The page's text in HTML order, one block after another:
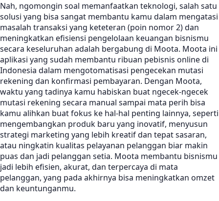
Nah, ngomongin soal memanfaatkan teknologi, salah satu
solusi yang bisa sangat membantu kamu dalam mengatasi
masalah transaksi yang keteteran (poin nomor 2) dan
meningkatkan efisiensi pengelolaan keuangan bisnismu
secara keseluruhan adalah bergabung di Moota. Moota ini
aplikasi yang sudah membantu ribuan pebisnis online di
Indonesia dalam mengotomatisasi pengecekan mutasi
rekening dan konfirmasi pembayaran. Dengan Moota,
waktu yang tadinya kamu habiskan buat ngecek-ngecek
mutasi rekening secara manual sampai mata perih bisa
kamu alihkan buat fokus ke hal-hal penting lainnya, seperti
mengembangkan produk baru yang inovatif, menyusun
strategi marketing yang lebih kreatif dan tepat sasaran,
atau ningkatin kualitas pelayanan pelanggan biar makin
puas dan jadi pelanggan setia. Moota membantu bisnismu
jadi lebih efisien, akurat, dan terpercaya di mata
pelanggan, yang pada akhirnya bisa meningkatkan omzet
dan keuntunganmu.